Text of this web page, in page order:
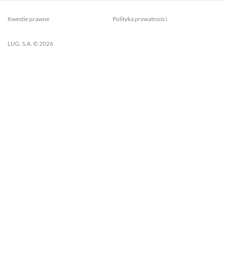
LUG. S.A. © 2026
Kwestie prawne Polityka prywatności